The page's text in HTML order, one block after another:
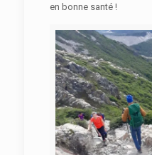
en bonne santé !